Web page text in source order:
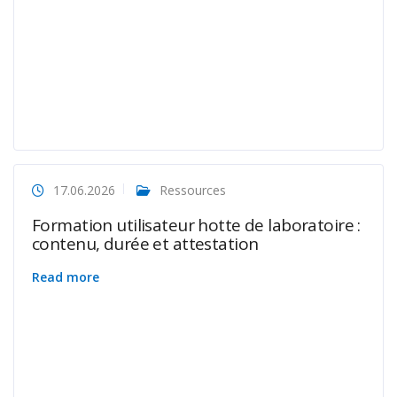
17.06.2026 Ressources
Formation utilisateur hotte de laboratoire :
contenu, durée et attestation
Read more